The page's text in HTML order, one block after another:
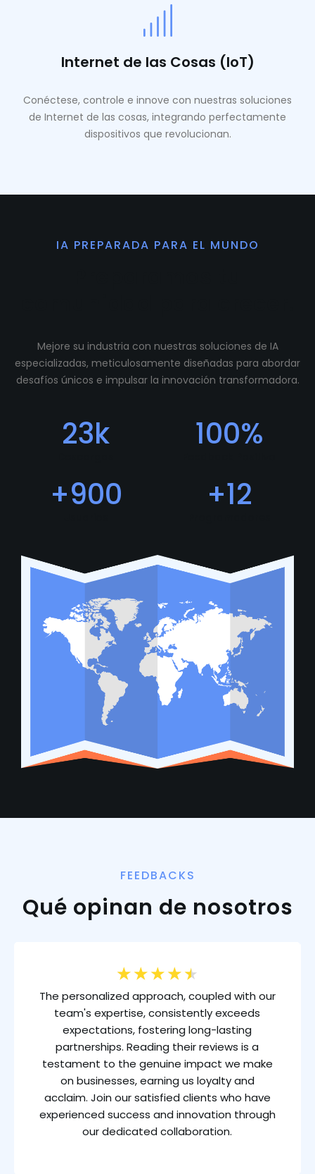
Internet de las Cosas (IoT)
Conéctese, controle e innove con nuestras soluciones
de Internet de las cosas, integrando perfectamente
dispositivos que revolucionan.
IA PREPARADA PARA EL MUNDO
Mejore su industria con nuestras soluciones de IA
especializadas, meticulosamente diseñadas para abordar
desafíos únicos e impulsar la innovación transformadora.
23k 100%
+900 +12
FEEDBACKS
Qué opinan de nosotros
★ ★ ★ ★ ★
The personalized approach, coupled with our
team's expertise, consistently exceeds
expectations, fostering long-lasting
partnerships. Reading their reviews is a
testament to the genuine impact we make
on businesses, earning us loyalty and
acclaim. Join our satisfied clients who have
experienced success and innovation through
our dedicated collaboration.